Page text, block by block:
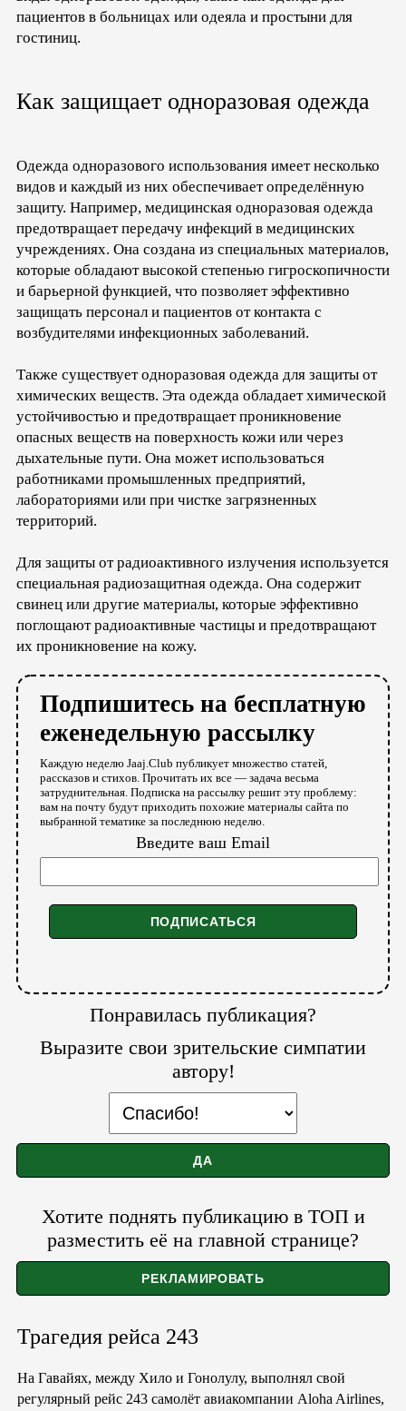
пациентов в больницах или одеяла и простыни для
гостиниц.
Как защищает одноразовая одежда
Одежда одноразового использования имеет несколько
видов и каждый из них обеспечивает определённую
защиту. Например, медицинская одноразовая одежда
предотвращает передачу инфекций в медицинских
учреждениях. Она создана из специальных материалов,
которые обладают высокой степенью гигроскопичности
и барьерной функцией, что позволяет эффективно
защищать персонал и пациентов от контакта с
возбудителями инфекционных заболеваний.
Также существует одноразовая одежда для защиты от
химических веществ. Эта одежда обладает химической
устойчивостью и предотвращает проникновение
опасных веществ на поверхность кожи или через
дыхательные пути. Она может использоваться
работниками промышленных предприятий,
лабораториями или при чистке загрязненных
территорий.
Для защиты от радиоактивного излучения используется
специальная радиозащитная одежда. Она содержит
свинец или другие материалы, которые эффективно
поглощают радиоактивные частицы и предотвращают
их проникновение на кожу.
Подпишитесь на бесплатную
еженедельную рассылку
Каждую неделю Jaaj.Club публикует множество статей,
рассказов и стихов. Прочитать их все — задача весьма
затруднительная. Подписка на рассылку решит эту проблему:
вам на почту будут приходить похожие материалы сайта по
выбранной тематике за последнюю неделю.
Введите ваш Email
Понравилась публикация?
Выразите свои зрительские симпатии
автору!
Хотите поднять публикацию в ТОП и
разместить её на главной странице?
Трагедия рейса 243
На Гавайях, между Хило и Гонолулу, выполнял свой
регулярный рейс 243 самолёт авиакомпании Aloha Airlines,